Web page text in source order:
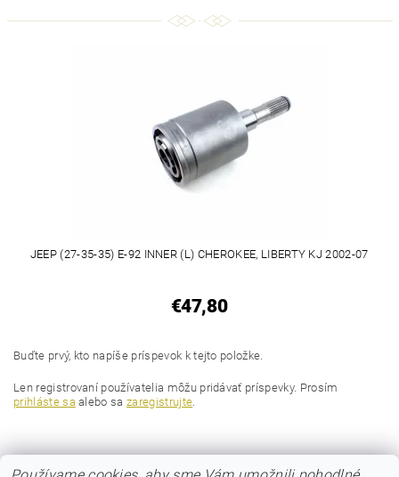
JEEP (27-35-35) E-92 INNER (L) CHEROKEE, LIBERTY KJ 2002-07
€47,80
Buďte prvý, kto napíše príspevok k tejto položke.
Len registrovaní používatelia môžu pridávať príspevky. Prosím
prihláste sa alebo sazaregistrujte.